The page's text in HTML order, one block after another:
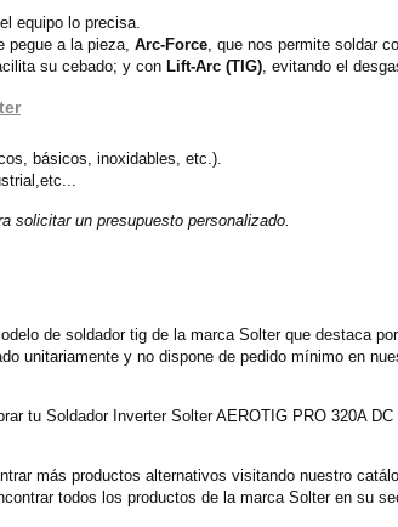
equipo lo precisa.
pegue a la pieza, Arc-Force, que nos permite soldar
su cebado; y con Lift-Arc (TIG), evitando el
básicos, inoxidables, etc.).
solicitar un presupuesto personalizado.
de soldador tig de la marca Solter que destaca
unitariamente y no dispone de pedido mínimo en
tu Soldador Inverter Solter AEROTIG PRO 320A
más productos alternativos visitando nuestro
todos los productos de la marca Solter en su